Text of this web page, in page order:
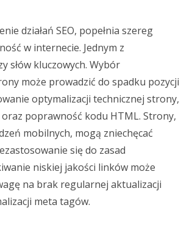
działań SEO, popełnia szereg
w internecie. Jednym z
słów kluczowych. Wybór
może prowadzić do spadku pozycji
optymalizacji technicznej strony,
poprawność kodu HTML. Strony,
mobilnych, mogą zniechęcać
się do zasad
niskiej jakości linków może
na brak regularnej aktualizacji
meta tagów.